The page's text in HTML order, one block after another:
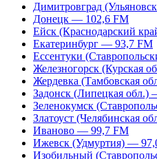
Димитровград
Донецк — 102,6 FM
Ейск (Краснодарский
Екатеринбург — 93,7 FM
Ессентуки
Железногорск (Курская
Жердевка (Тамбовская
Задонск (Липецкая обл.)
Зеленокумск
Златоуст (Челябинская
Иваново — 99,7 FM
Ижевск (Удмуртия) —
Изобильный